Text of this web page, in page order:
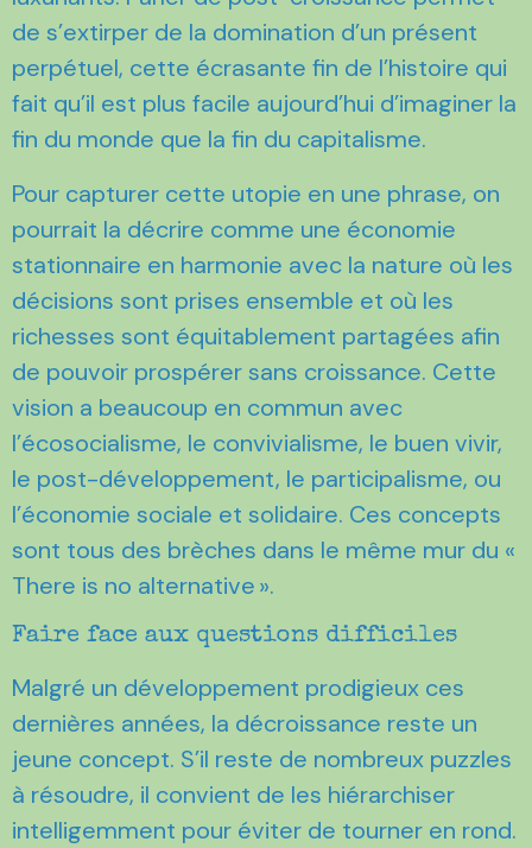
de s’extirper de la domination d’un présent
perpétuel, cette écrasante fin de l’histoire qui
fait qu’il est plus facile aujourd’hui d’imaginer la
fin du monde que la fin du capitalisme.
Pour capturer cette utopie en une phrase, on
pourrait la décrire comme une économie
stationnaire en harmonie avec la nature où les
décisions sont prises ensemble et où les
richesses sont équitablement partagées afin
de pouvoir prospérer sans croissance. Cette
vision a beaucoup en commun avec
l’écosocialisme, le convivialisme, le buen vivir,
le post-développement, le participalisme, ou
l’économie sociale et solidaire. Ces concepts
sont tous des brèches dans le même mur du «
There is no alternative ».
Faire face aux questions difficiles
Malgré un développement prodigieux ces
dernières années, la décroissance reste un
jeune concept. S’il reste de nombreux puzzles
à résoudre, il convient de les hiérarchiser
intelligemment pour éviter de tourner en rond.